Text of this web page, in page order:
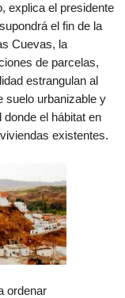
explica el presidente
el fin de la
Cuevas, la
de parcelas,
estrangulan al
suelo urbanizable y
el hábitat en
existentes.
ordenar